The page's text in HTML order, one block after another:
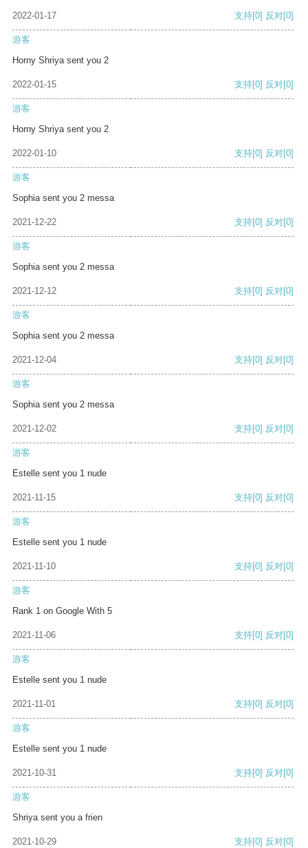
2022-01-17 支持[0] 反对[0]
游客
Horny Shriya sent you 2
2022-01-15 支持[0] 反对[0]
游客
Horny Shriya sent you 2
2022-01-10 支持[0] 反对[0]
游客
Sophia sent you 2 messa
2021-12-22 支持[0] 反对[0]
游客
Sophia sent you 2 messa
2021-12-12 支持[0] 反对[0]
游客
Sophia sent you 2 messa
2021-12-04 支持[0] 反对[0]
游客
Sophia sent you 2 messa
2021-12-02 支持[0] 反对[0]
游客
Estelle sent you 1 nude
2021-11-15 支持[0] 反对[0]
游客
Estelle sent you 1 nude
2021-11-10 支持[0] 反对[0]
游客
Rank 1 on Google With 5
2021-11-06 支持[0] 反对[0]
游客
Estelle sent you 1 nude
2021-11-01 支持[0] 反对[0]
游客
Estelle sent you 1 nude
2021-10-31 支持[0] 反对[0]
游客
Shriya sent you a frien
2021-10-29 支持[0] 反对[0]